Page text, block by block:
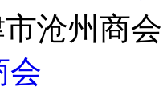
沧州商会